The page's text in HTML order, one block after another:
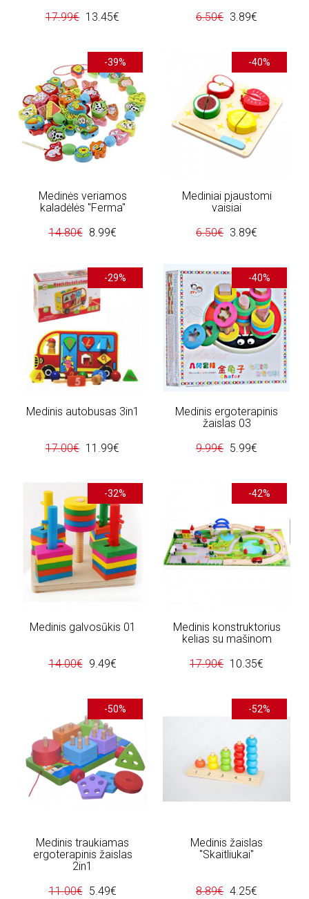
17.99€ 13.45€
6.50€ 3.89€
-39%
Medinės veriamos
kaladėlės "Ferma"
14.80€ 8.99€
-40%
Mediniai pjaustomi
vaisiai
6.50€ 3.89€
-29%
Medinis autobusas 3in1
17.00€ 11.99€
-40%
Medinis ergoterapinis
žaislas 03
9.99€ 5.99€
-32%
Medinis galvosūkis 01
14.00€ 9.49€
-42%
Medinis konstruktorius
kelias su mašinom
17.90€ 10.35€
-50%
Medinis traukiamas
ergoterapinis žaislas
2in1
11.00€ 5.49€
-52%
Medinis žaislas
"Skaitliukai"
8.89€ 4.25€